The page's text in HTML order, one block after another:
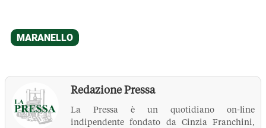
Redazione Pressa
La Pressa è un quotidiano on-line
indipendente fondato da Cinzia Franchini,